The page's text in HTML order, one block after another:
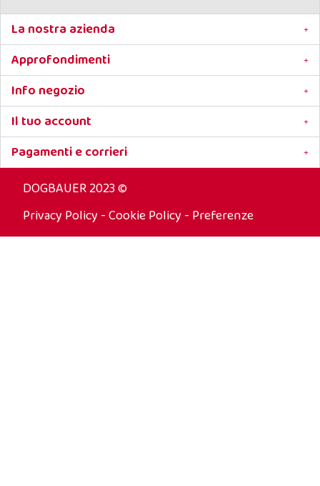
La nostra azienda
Approfondimenti
Info negozio
Il tuo account
Pagamenti e corrieri
DOGBAUER 2023 ©
Privacy Policy -Cookie Policy - Preferenze